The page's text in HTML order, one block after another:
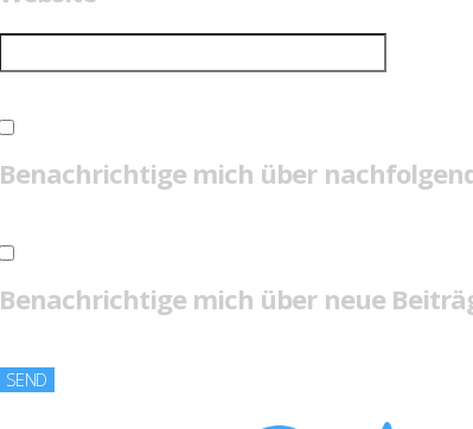
Benachrichtige mich über
Benachrichtige mich über neue